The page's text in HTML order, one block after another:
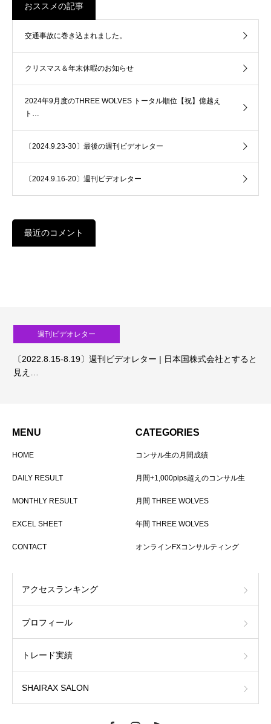
おススメの記事
交通事故に巻き込まれました。
クリスマス＆年末休暇のお知らせ
2024年9月度のTHREE WOLVES トータル順位【祝】億越え
ト…
〔2024.9.23-30〕最後の週刊ビデオレター
〔2024.9.16-20〕週刊ビデオレター
最近のコメント
週刊ビデオレター
〔2022.8.15-8.19〕週刊ビデオレター | 日本国株式会社とすると
見え…
MENU
HOME
DAILY RESULT
MONTHLY RESULT
EXCEL SHEET
CONTACT
CATEGORIES
コンサル生の月間成績
月間+1,000pips超えのコンサル生
月間 THREE WOLVES
年間 THREE WOLVES
オンラインFXコンサルティング
アクセスランキング
プロフィール
トレード実績
SHAIRAX SALON